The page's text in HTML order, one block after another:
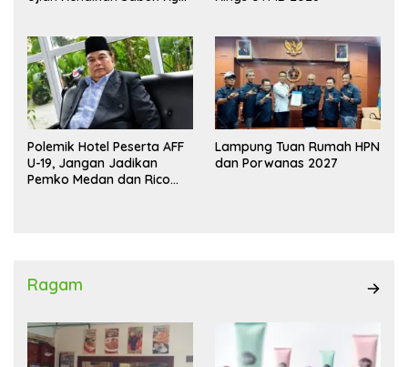
Polemik Hotel Peserta AFF
U-19, Jangan Jadikan
Pemko Medan dan Rico
Lampung Tuan Rumah HPN
dan Porwanas 2027
Ragam